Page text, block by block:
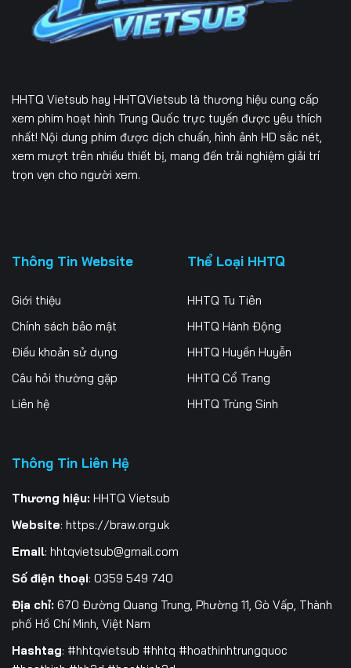
HHTQ Vietsub hay HHTQVietsub là thương hiệu cung cấp
xem phim hoạt hình Trung Quốc trực tuyến được yêu thích
nhất! Nội dung phim được dịch chuẩn, hình ảnh HD sắc nét,
xem mượt trên nhiều thiết bị, mang đến trải nghiệm giải trí
trọn vẹn cho người xem.
Thông Tin Website
Giới thiệu
Chính sách bảo mật
Điều khoản sử dụng
Câu hỏi thường gặp
Liên hệ
Thể Loại HHTQ
HHTQ Tu Tiên
HHTQ Hành Động
HHTQ Huyền Huyễn
HHTQ Cổ Trang
HHTQ Trùng Sinh
Thông Tin Liên Hệ
Thương hiệu: HHTQ Vietsub
Website: https://braw.org.uk
Email: hhtqvietsub@gmail.com
Số điện thoại: 0359 549 740
Địa chỉ: 670 Đường Quang Trung, Phường 11, Gò Vấp, Thành
phố Hồ Chí Minh, Việt Nam
Hashtag: #hhtqvietsub #hhtq #hoathinhtrungquoc